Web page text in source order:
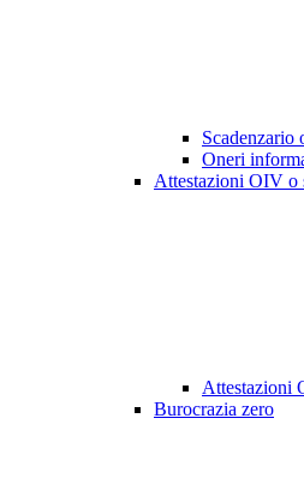
Scadenzario
Oneri
Attestazioni OIV o
Attestazioni
Burocrazia zero